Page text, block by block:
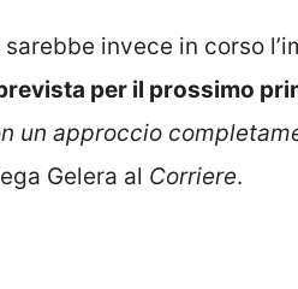
sarebbe invece in corso
per il prossimo
un approccio
Gelera al Corriere.